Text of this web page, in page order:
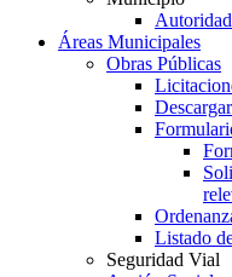
Áreas Municipales
Obras Públicas
Listado
Seguridad Vial